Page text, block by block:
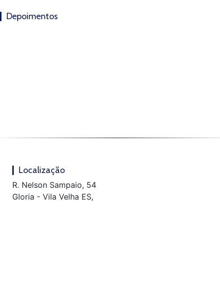
Depoimentos
Localização
R. Nelson Sampaio, 54
Gloria - Vila Velha ES,